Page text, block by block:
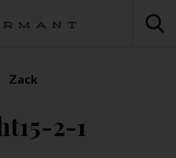
Zack
2-1